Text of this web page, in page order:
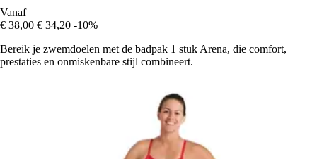
Vanaf
€ 38,00 € 34,20 -10%
Bereik je zwemdoelen met de badpak 1 stuk Arena, die comfort,
prestaties en onmiskenbare stijl combineert.